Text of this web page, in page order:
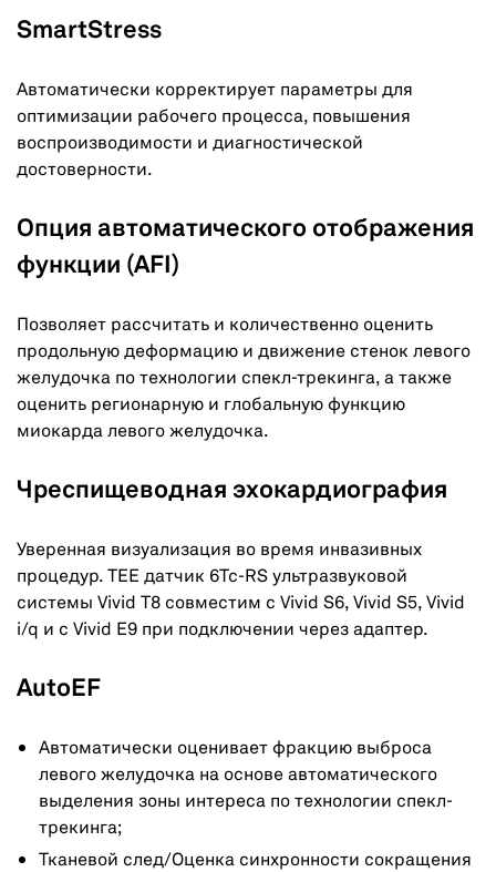
SmartStress
Автоматически корректирует параметры для
оптимизации рабочего процесса, повышения
воспроизводимости и диагностической
достоверности.
Опция автоматического отображения
функции (AFI)
Позволяет рассчитать и количественно оценить
продольную деформацию и движение стенок левого
желудочка по технологии спекл-трекинга, а также
оценить регионарную и глобальную функцию
миокарда левого желудочка.
Чреспищеводная эхокардиография
Уверенная визуализация во время инвазивных
процедур. TEE датчик 6Tc-RS ультразвуковой
системы Vivid T8 совместим с Vivid S6, Vivid S5, Vivid
i/q и с Vivid E9 при подключении через адаптер.
AutoEF
Автоматически оценивает фракцию выброса
левого желудочка на основе автоматического
выделения зоны интереса по технологии спекл-
трекинга;
Тканевой след/Оценка синхронности сокращения